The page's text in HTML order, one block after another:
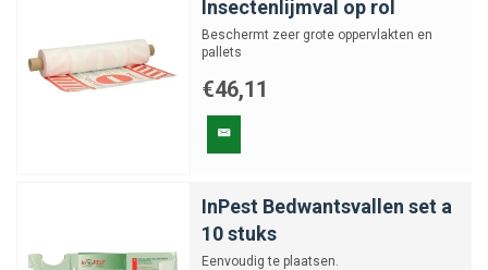
Insectenlijmval op rol
Beschermt zeer grote oppervlakten en
pallets
€46,11
InPest Bedwantsvallen set a
10 stuks
Eenvoudig te plaatsen.